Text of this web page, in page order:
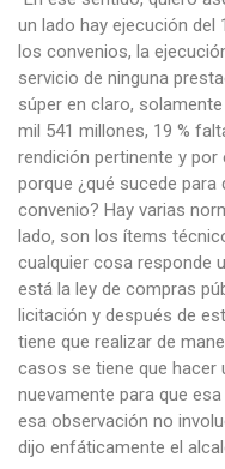
un lado hay ejecución del
los convenios, la
servicio de ninguna
súper en claro,
mil 541 millones, 19 %
rendición pertinente y por
porque ¿qué sucede
convenio? Hay varias
lado, son los ítems
cualquier cosa responde
está la ley de compras
licitación y después de
tiene que realizar de
casos se tiene que hacer
nuevamente para que
esa observación no
dijo enfáticamente el